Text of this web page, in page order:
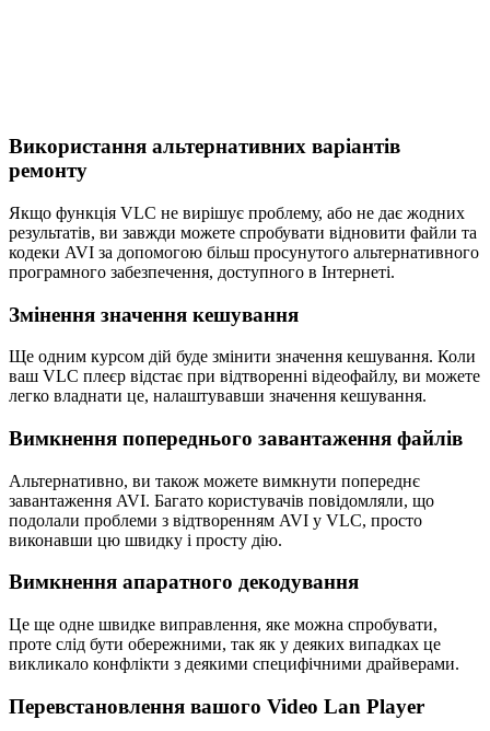
Використання альтернативних варіантів
ремонту
Якщо функція VLC не вирішує проблему, або не дає жодних
результатів, ви завжди можете спробувати відновити файли та
кодеки AVI за допомогою більш просунутого альтернативного
програмного забезпечення, доступного в Інтернеті.
Змінення значення кешування
Ще одним курсом дій буде змінити значення кешування. Коли
ваш VLC плеєр відстає при відтворенні відеофайлу, ви можете
легко владнати це, налаштувавши значення кешування.
Вимкнення попереднього завантаження файлів
Альтернативно, ви також можете вимкнути попереднє
завантаження AVI. Багато користувачів повідомляли, що
подолали проблеми з відтворенням AVI у VLC, просто
виконавши цю швидку і просту дію.
Вимкнення апаратного декодування
Це ще одне швидке виправлення, яке можна спробувати,
проте слід бути обережними, так як у деяких випадках це
викликало конфлікти з деякими специфічними драйверами.
Перевстановлення вашого Video Lan Player